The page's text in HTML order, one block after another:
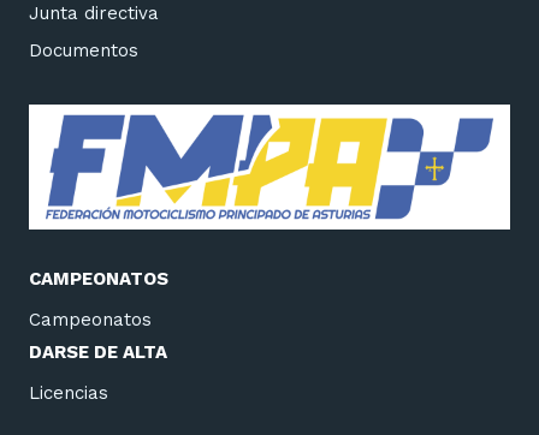
Junta directiva
Documentos
CAMPEONATOS
Campeonatos
DARSE DE ALTA
Licencias